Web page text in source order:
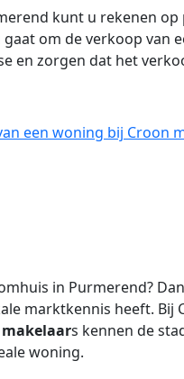
kunt u rekenen
om de verkoop van
en zorgen dat het
een woning bij Croon
in Purmerend?
marktkennis heeft. Bij
makelaars kennen de
woning.